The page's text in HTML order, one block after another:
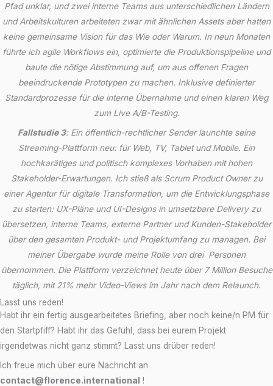
Pfad unklar, und zwei interne Teams aus unterschiedlichen Ländern
und Arbeitskulturen arbeiteten zwar mit ähnlichen Assets aber hatten
keine gemeinsame Vision für das Wie oder Warum. In neun Monaten
führte ich agile Workflows ein, optimierte die Produktionspipeline und
baute die nötige Abstimmung auf, um aus offenen Fragen
beeindruckende Prototypen zu machen. Inklusive definierter
Standardprozesse für die interne Übernahme und einen klaren Weg
zum Live A/B-Testing.
Fallstudie 3: Ein öffentlich-rechtlicher Sender launchte seine
Streaming-Plattform neu: für Web, TV, Tablet und Mobile. Ein
hochkarätiges und politisch komplexes Vorhaben mit hohen
Stakeholder-Erwartungen. Ich stieß als Scrum Product Owner zu
einer Agentur für digitale Transformation, um die Entwicklungsphase
zu starten: UX-Pläne und UI-Designs in umsetzbare Delivery zu
übersetzen, interne Teams, externe Partner und Kunden-Stakeholder
über den gesamten Produkt- und Projektumfang zu managen. Bei
meiner Übergabe wurde meine Rolle von drei Personen
übernommen. Die Plattform verzeichnet heute über 7 Million Besuche
täglich, mit 21% mehr Video-Views im Jahr nach dem Relaunch.
Lasst uns reden!
Habt ihr ein fertig ausgearbeitetes Briefing, aber noch keine/n PM für
den Startpfiff? Habt ihr das Gefühl, dass bei eurem Projekt
irgendetwas nicht ganz stimmt? Lasst uns drüber reden!
Ich freue mich über eure Nachricht an
contact@florence.international !